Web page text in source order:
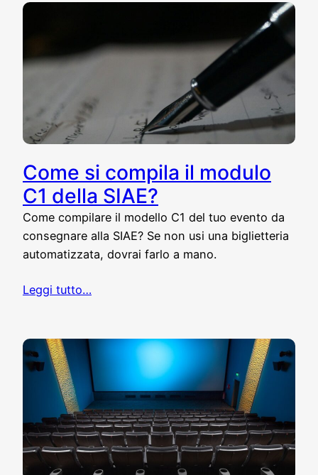
Come si compila il modulo
C1 della SIAE?
Come compilare il modello C1 del tuo evento da
consegnare alla SIAE? Se non usi una biglietteria
automatizzata, dovrai farlo a mano.
Leggi tutto…